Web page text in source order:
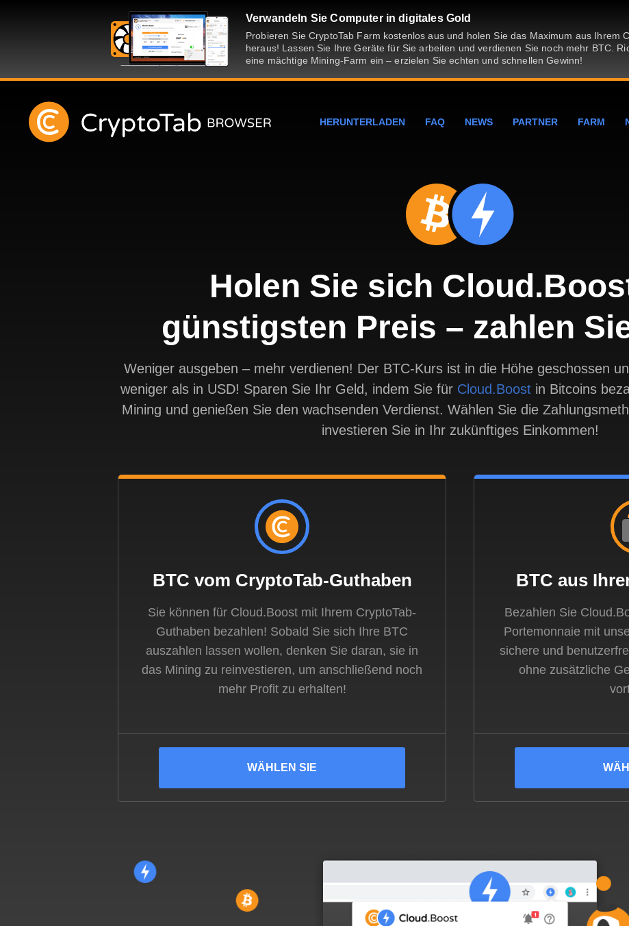
Verwandeln Sie Computer in digitales Gold
Probieren Sie CryptoTab Farm kostenlos aus und holen Sie das Maximum aus Ihrem
heraus! Lassen Sie Ihre Geräte für Sie arbeiten und verdienen Sie noch mehr BTC.
eine mächtige Mining-Farm ein – erzielen Sie echten und schnellen Gewinn!
HERUNTERLADEN FAQ NEWS PARTNER FARM
Holen Sie sich
günstigsten Preis – zahlen
Weniger ausgeben – mehr verdienen! Der BTC-Kurs ist in die Höhe geschossen
weniger als in USD! Sparen Sie Ihr Geld, indem Sie für Cloud.Boostin Bitcoins
Mining und genießen Sie den wachsenden Verdienst. Wählen Sie die
investieren Sie in Ihr zukünftiges Einkommen!
BTC vom CryptoTab-Guthaben
Sie können für Cloud.Boost mit Ihrem CryptoTab-
Guthaben bezahlen! Sobald Sie sich Ihre BTC
auszahlen lassen wollen, denken Sie daran, sie in
das Mining zu reinvestieren, um anschließend noch
mehr Profit zu erhalten!
WÄHLEN SIE
BTC aus
Bezahlen Sie
Portemonnaie mit
sichere und
ohne zusätzliche